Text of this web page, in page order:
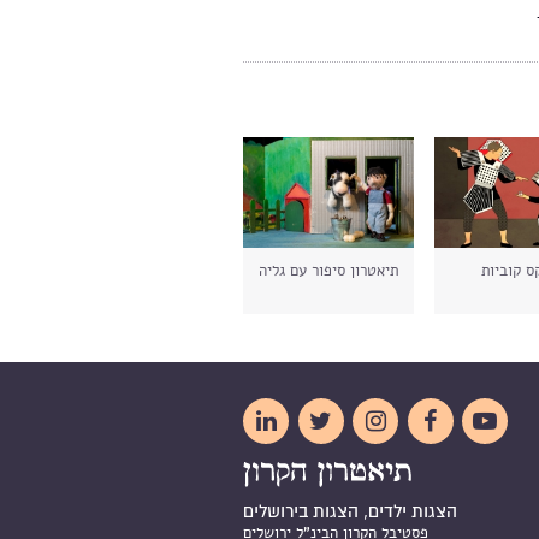
קוביות תיאטרון סיפור עם גליה





הצגות ילדים, הצגות בירושלים
פסטיבל הקרון הבינ"ל ירושלים